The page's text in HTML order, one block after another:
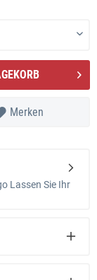
Merken
Lassen Sie Ihr